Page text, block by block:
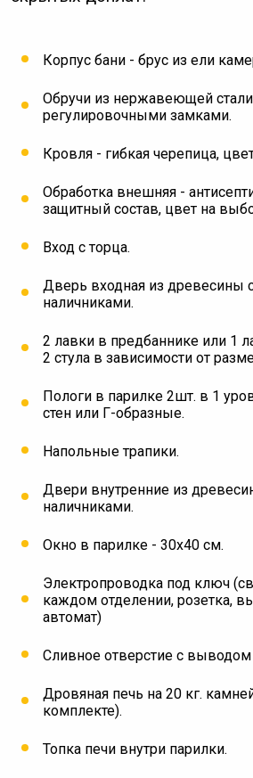
Корпус бани - брус из ели
Обручи из нержавеющей
регулировочными замками.
Кровля - гибкая черепица,
Обработка внешняя -
защитный состав, цвет на
Вход с торца.
Дверь входная из древесины
наличниками.
2 лавки в предбаннике или 1
2 стула в зависимости от
Пологи в парилке 2шт. в 1
стен или Г-образные.
⁠Напольные трапики.
Двери внутренние из
наличниками.
Окно в парилке - 30х40 см.
Электропроводка под ключ
каждом отделении, розетка,
автомат)
Сливное отверстие с выводом
Дровяная печь на 20 кг.
комплекте).
Топка печи внутри парилки.